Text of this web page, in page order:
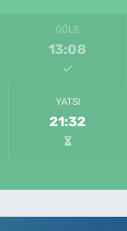
ÖĞLE
13:08
YATSI
21:32